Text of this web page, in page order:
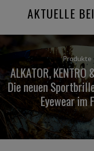
Thule
AKTUELLE
Produkte
ALKATOR, KENTRO
Die neuen
Eyewear im